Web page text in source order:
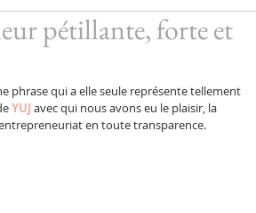
pétillante, forte et
phrase qui a elle seule représente tellement
YUJ avec qui nous avons eu le plaisir, la
en toute transparence.